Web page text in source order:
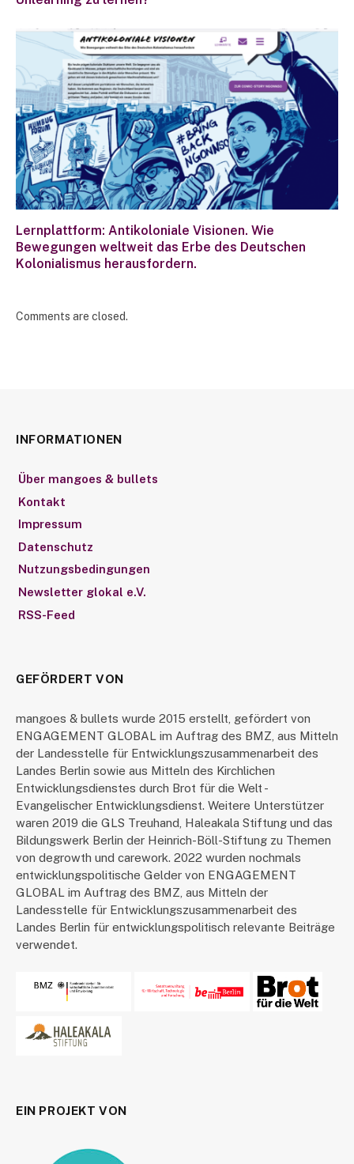
Lernplattform: Antikoloniale Visionen. Wie
Bewegungen weltweit das Erbe des Deutschen
Kolonialismus herausfordern.
Comments are closed.
INFORMATIONEN
Über mangoes & bullets
Kontakt
Impressum
Datenschutz
Nutzungsbedingungen
Newsletter glokal e.V.
RSS-Feed
GEFÖRDERT VON
mangoes & bullets wurde 2015 erstellt, gefördert von
ENGAGEMENT GLOBAL im Auftrag des BMZ, aus Mitteln
der Landesstelle für Entwicklungszusammenarbeit des
Landes Berlin sowie aus Mitteln des Kirchlichen
Entwicklungsdienstes durch Brot für die Welt -
Evangelischer Entwicklungsdienst. Weitere Unterstützer
waren 2019 die GLS Treuhand, Haleakala Stiftung und das
Bildungswerk Berlin der Heinrich-Böll-Stiftung zu Themen
von degrowth und carework. 2022 wurden nochmals
entwicklungspolitische Gelder von ENGAGEMENT
GLOBAL im Auftrag des BMZ, aus Mitteln der
Landesstelle für Entwicklungszusammenarbeit des
Landes Berlin für entwicklungspolitisch relevante Beiträge
verwendet.
EIN PROJEKT VON